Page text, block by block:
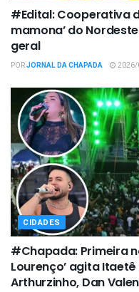
#Edital: Cooperativa
mamona’ do
geral
PORJORNAL DA CHAPADA
CIDADES
#Chapada: Primeira
Lourenço’ agita
Arthurzinho, Dan